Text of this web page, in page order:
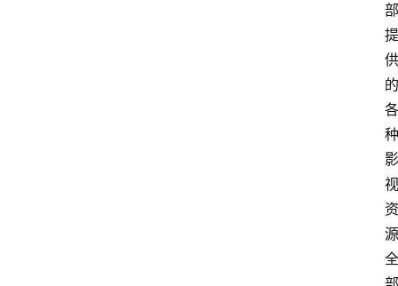
部
提
供
的
各
种
影
视
资
源
全